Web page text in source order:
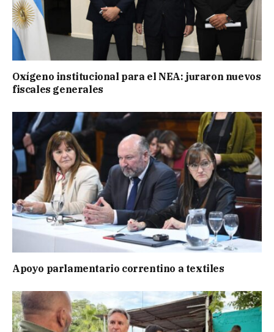
Oxígeno institucional para el NEA: juraron nuevos
fiscales generales
Apoyo parlamentario correntino a textiles